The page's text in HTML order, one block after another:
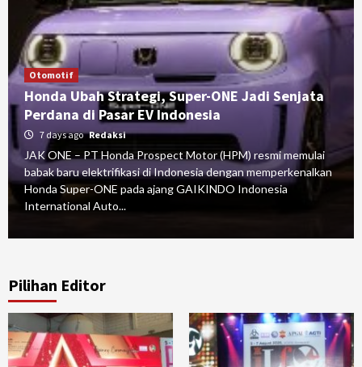
Otomotif
Honda Ubah Strategi, Super-ONE Jadi Senjata
Perdana di Pasar EV Indonesia
7 days ago Redaksi
JAK ONE – PT Honda Prospect Motor (HPM) resmi memulai
babak baru elektrifikasi di Indonesia dengan memperkenalkan
Honda Super-ONE pada ajang GAIKINDO Indonesia
International Auto...
Pilihan Editor